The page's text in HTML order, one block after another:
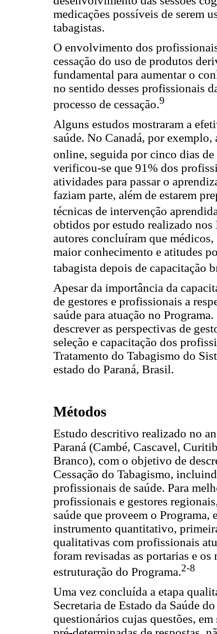
medicações possíveis de serem
tabagistas.
O envolvimento dos
cessação do uso de produtos
fundamental para aumentar o
no sentido desses profissionais
processo de cessação.9
Alguns estudos mostraram a
saúde. No Canadá, por
online, seguida por cinco dias
verificou-se que 91% dos
atividades para passar o
faziam parte, além de estarem
técnicas de intervenção
obtidos por estudo realizado
autores concluíram que
maior conhecimento e atitudes
tabagista depois de capacitação
Apesar da importância da
de gestores e profissionais a
saúde para atuação no
descrever as perspectivas de
seleção e capacitação dos
Tratamento do Tabagismo do
estado do Paraná, Brasil.
Métodos
Estudo descritivo realizado no
Paraná (Cambé, Cascavel,
Branco), com o objetivo de
Cessação do Tabagismo,
profissionais de saúde. Para
profissionais e gestores
saúde que proveem o Programa,
instrumento quantitativo,
qualitativas com profissionais
foram revisadas as portarias e
estruturação do Programa.2-8
Uma vez concluída a etapa
Secretaria de Estado da Saúde
questionários cujas questões,